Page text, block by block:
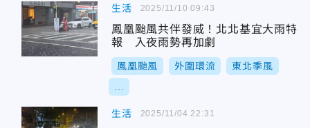
生活
鳳凰颱風共伴發威！北北基宜大雨特
報 入夜雨勢再加劇
鳳凰颱風 外圍環流 東北季風
2025/11/10 09:43
生活 2025/11/04 22:31